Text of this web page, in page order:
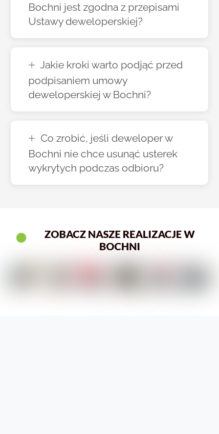
Bochni jest zgodna z przepisami
Ustawy deweloperskiej?
Jakie kroki warto podjąć przed
podpisaniem umowy
deweloperskiej w Bochni?
Co zrobić, jeśli deweloper w
Bochni nie chce usunąć usterek
wykrytych podczas odbioru?
ZOBACZ NASZE REALIZACJE W
BOCHNI